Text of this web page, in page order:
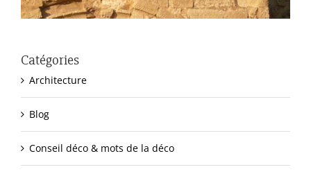
Catégories
Architecture
Blog
Conseil déco & mots de la déco